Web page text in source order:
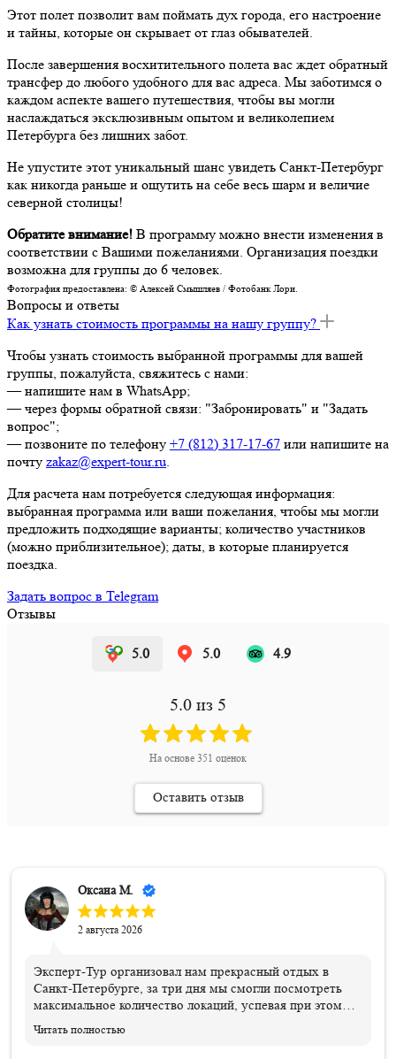
Этот полет позволит вам поймать дух города, его настроение
и тайны, которые он скрывает от глаз обывателей.
После завершения восхитительного полета вас ждет обратный
трансфер до любого удобного для вас адреса. Мы заботимся о
каждом аспекте вашего путешествия, чтобы вы могли
наслаждаться эксклюзивным опытом и великолепием
Петербурга без лишних забот.
Не упустите этот уникальный шанс увидеть Санкт-Петербург
как никогда раньше и ощутить на себе весь шарм и величие
северной столицы!
Обратите внимание! В программу можно внести изменения в
соответствии с Вашими пожеланиями. Организация поездки
возможна для группы до 6 человек.
Фотография предоставлена: © Алексей Смышляев / Фотобанк Лори.
Вопросы и ответы
Как узнать стоимость программы на нашу группу?
Чтобы узнать стоимость выбранной программы для вашей
группы, пожалуйста, свяжитесь с нами:
— напишите нам в WhatsApp;
— через формы обратной связи: "Забронировать" и "Задать
вопрос";
— позвоните по телефону +7 (812) 317-17-67 или напишите на
почту zakaz@expert-tour.ru.
Для расчета нам потребуется следующая информация:
выбранная программа или ваши пожелания, чтобы мы могли
предложить подходящие варианты; количество участников
(можно приблизительное); даты, в которые планируется
поездка.
Задать вопрос в Telegram
Отзывы
5.0 5.0 4.9
5.0 из 5
На основе 351 оценок
Оставить отзыв
Оксана М.
2 августа 2026
Эксперт-Тур организовал нам прекрасный отдых в
Санкт-Петербурге, за три дня мы смогли посмотреть
максимальное количество локаций, успевая при этом
вкусно пообедать в ресторанах города. Спасибо
Читать полностью